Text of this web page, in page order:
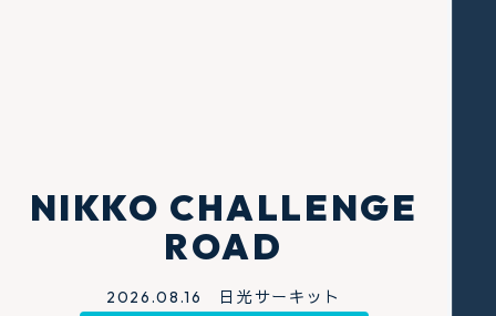
NIKKO CHALLENGE
ROAD
2026.08.16 日光サーキット